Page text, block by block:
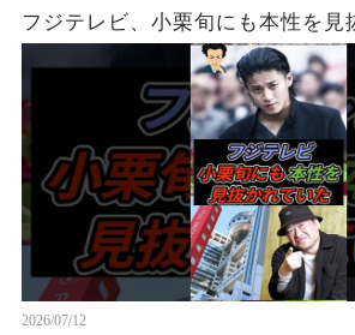
フジテレビ、小栗旬にも本性を見
2026/07/12